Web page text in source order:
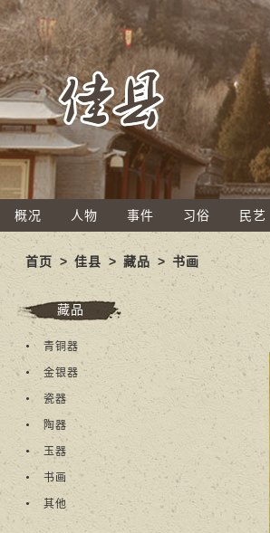
概况 人物 事件 习俗 民艺
首页 >佳县 > 藏品 > 书画
藏品
青铜器
金银器
瓷器
陶器
玉器
书画
其他